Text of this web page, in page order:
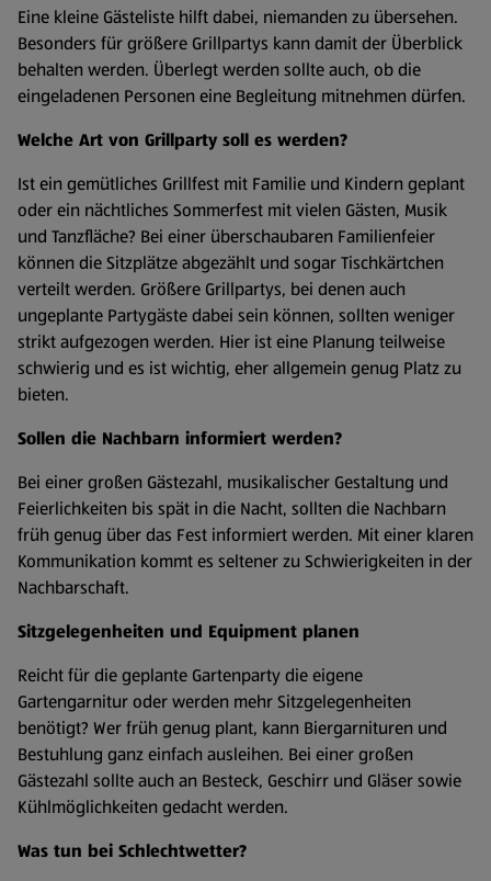
Eine kleine Gästeliste hilft dabei, niemanden zu übersehen.
Besonders für größere Grillpartys kann damit der Überblick
behalten werden. Überlegt werden sollte auch, ob die
eingeladenen Personen eine Begleitung mitnehmen dürfen.
Welche Art von Grillparty soll es werden?
Ist ein gemütliches Grillfest mit Familie und Kindern geplant
oder ein nächtliches Sommerfest mit vielen Gästen, Musik
und Tanzfläche? Bei einer überschaubaren Familienfeier
können die Sitzplätze abgezählt und sogar Tischkärtchen
verteilt werden. Größere Grillpartys, bei denen auch
ungeplante Partygäste dabei sein können, sollten weniger
strikt aufgezogen werden. Hier ist eine Planung teilweise
schwierig und es ist wichtig, eher allgemein genug Platz zu
bieten.
Sollen die Nachbarn informiert werden?
Bei einer großen Gästezahl, musikalischer Gestaltung und
Feierlichkeiten bis spät in die Nacht, sollten die Nachbarn
früh genug über das Fest informiert werden. Mit einer klaren
Kommunikation kommt es seltener zu Schwierigkeiten in der
Nachbarschaft.
Sitzgelegenheiten und Equipment planen
Reicht für die geplante Gartenparty die eigene
Gartengarnitur oder werden mehr Sitzgelegenheiten
benötigt? Wer früh genug plant, kann Biergarnituren und
Bestuhlung ganz einfach ausleihen. Bei einer großen
Gästezahl sollte auch an Besteck, Geschirr und Gläser sowie
Kühlmöglichkeiten gedacht werden.
Was tun bei Schlechtwetter?